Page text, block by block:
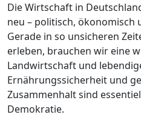
Die Wirtschaft in
neu – politisch, ökonomisch
Gerade in so unsicheren
erleben, brauchen wir eine
Landwirtschaft und
Ernährungssicherheit und
Zusammenhalt sind
Demokratie.